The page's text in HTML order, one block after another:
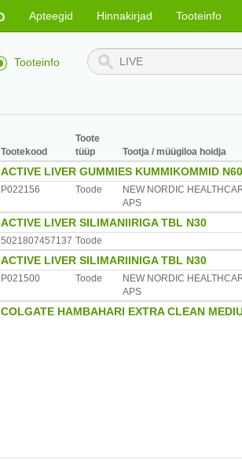
Apteegid Hinnakirjad Tooteinfo
Tooteinfo
Tootekood
Toote
tüüp
Tootja / müügiloa hoidja
ACTIVE LIVER GUMMIES KUMMIKOMMID N60
P022156 Toode
NEW NORDIC
APS
ACTIVE LIVER SILIMANIIRIGA TBL N30
5021807457137 Toode
ACTIVE LIVER SILIMARIINIGA TBL N30
P021500 Toode
NEW NORDIC
APS
COLGATE HAMBAHARI EXTRA CLEAN